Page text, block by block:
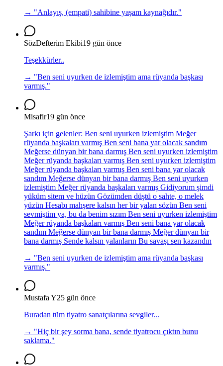
→ "Anlayış, (empati) sahibine yaşam kaynağıdır."
SözDefterim Ekibi19 gün önce
Teşekkürler..
→ "Ben seni uyurken de izlemiştim ama rüyanda başkası
varmış."
Misafir19 gün önce
Şarkı için gelenler: Ben seni uyurken izlemiştim Meğer
rüyanda başkaları varmış Ben seni bana yar olacak sandım
Meğerse dünyan bir bana darmış Ben seni uyurken izlemiştim
Meğer rüyanda başkaları varmış Ben seni uyurken izlemiştim
Meğer rüyanda başkaları varmış Ben seni bana yar olacak
sandım Meğerse dünyan bir bana darmış Ben seni uyurken
izlemiştim Meğer rüyanda başkaları varmış Gidiyorum şimdi
yüküm sitem ve hüzün Gözümden düştü o sahte, o melek
yüzün Hesabı mahşere kalsın her bir yalan sözün Ben seni
sevmiştim ya, bu da benim sızım Ben seni uyurken izlemiştim
Meğer rüyanda başkaları varmış Ben seni bana yar olacak
sandım Meğerse dünyan bir bana darmış Meğer dünyan bir
bana darmış Sende kalsın yalanların Bu savaşı sen kazandın
→ "Ben seni uyurken de izlemiştim ama rüyanda başkası
varmış."
Mustafa Y25 gün önce
Buradan tüm tiyatro sanatçılarına sevgiler...
→ "Hiç bir şey sorma bana, sende tiyatrocu çıktın bunu
saklama."